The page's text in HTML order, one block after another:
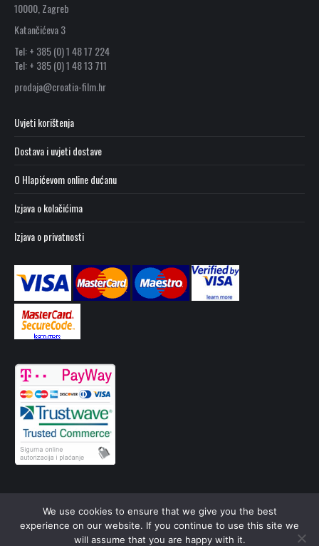
10000, Zagreb
Katančićeva 3
Tel: + 385 (0) 1 48 17 224
Tel: + 385 (0) 1 48 13 711
prodaja@croatia-film.hr
Uvjeti korištenja
Dostava i uvjeti dostave
O Hlapićevom online dućanu
Izjava o kolačićima
Izjava o privatnosti
© Croatia film 2026.
We use cookies to ensure that we give you the best
experience on our website. If you continue to use this site we
will assume that you are happy with it.